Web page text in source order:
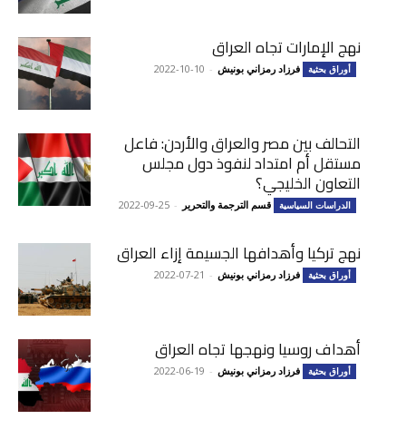
نهج الإمارات تجاه العراق
أوراق بحثية فرزاد رمزاني بونيش -
2022-10-10
التحالف بين مصر والعراق والأردن: فاعل
مستقل أم امتداد لنفوذ دول مجلس
التعاون الخليجي؟
الدراسات السياسية قسم الترجمة والتحرير -
2022-09-25
نهج تركيا وأهدافها الجسيمة إزاء العراق
أوراق بحثية فرزاد رمزاني بونيش -
2022-07-21
أهداف روسيا ونهجها تجاه العراق
أوراق بحثية فرزاد رمزاني بونيش -
2022-06-19